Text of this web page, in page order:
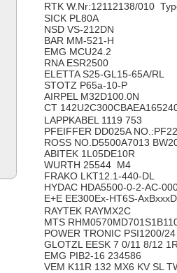
RTK W.Nr:12112138/010
SICK PL80A
NSD VS-212DN
BAR MM-521-H
EMG MCU24.2
RNA ESR2500
ELETTA S25-GL15-65A/RL
STOTZ P65a-10-P
AIRPEL M32D100.0N
CT
LAPPKABEL 1119 753
PFEIFFER DD025A
ROSS NO.D5500A7013
ABITEK 1L05DE10R
WURTH 25544 M4
FRAKO LKT12.1-440-DL
HYDAC HDA5500-0-2-AC-
E+E EE300Ex-HT6S-
RAYTEK RAYMX2C
MTS
POWER TRONIC PSI1200/
GLOTZL EESK 7 0/11 8/12
EMG PIB2-16 234586
VEM K11R 132 MX6 KV SL